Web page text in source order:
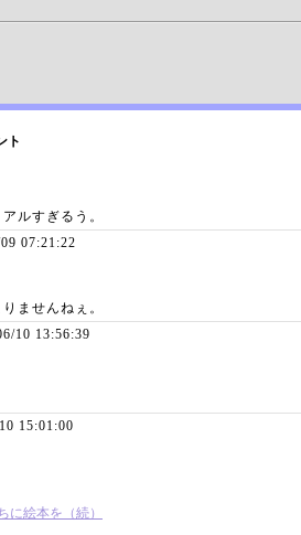
ト
ルすぎるう。
07:21:22
ませんねぇ。
10 13:56:39
15:01:00
に絵本を（続）